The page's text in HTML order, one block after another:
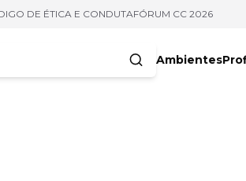
DE ÉTICA E CONDUTAFÓRUM CC 2026
Ambientes